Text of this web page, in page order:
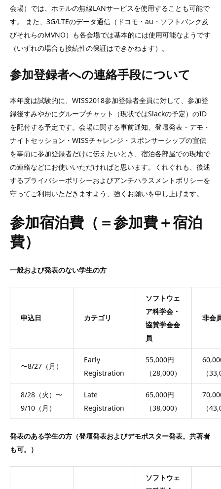
会場）では、ホテルの無線LANサービスを使用することも可能で
す。 また、3G/LTEのデータ通信（ドコモ・au・ソフトバンク及
びそれらのMVNO）も各会場では基本的には使用可能なようです
（いずれの場合も接続性の保証はできかねます）。
参加登録者への連絡手段について
本年度は試験的に、WISS2018参加登録者全員に対して、参加登
録後すみやかにグループチャット（現状ではSlackの予定）のID
を配付する予定です。会場に関する事前通知、登壇発表・デモ・
ナイトセッション・WISSチャレンジ・スポンサーシップの宣伝
を事前に参加登録者だけに伝えたいとき、宿泊各部屋での現地で
の連絡などにお使いいただければと思います。くれぐれも、後述
するプライバシーポリシーおよびアンチハラスメントポリシーを
守ってご利用いただきますよう、強くお願いを申し上げます。
参加宿泊費（＝参加費＋宿泊
費）
一般および発表のない学生の方
申込日 カテゴリ
ソフトウェ
ア科学会・
協賛学会会
員
非会
〜8/27（月）
Early
Registration
55,000円
（28,000）
（
8/28（火）〜
9/10（月）
Late
Registration
65,000円
（38,000）
（
発表のある学生の方（登壇発表およびデモポスター発表。共著者
も可。）
ソフトウェ